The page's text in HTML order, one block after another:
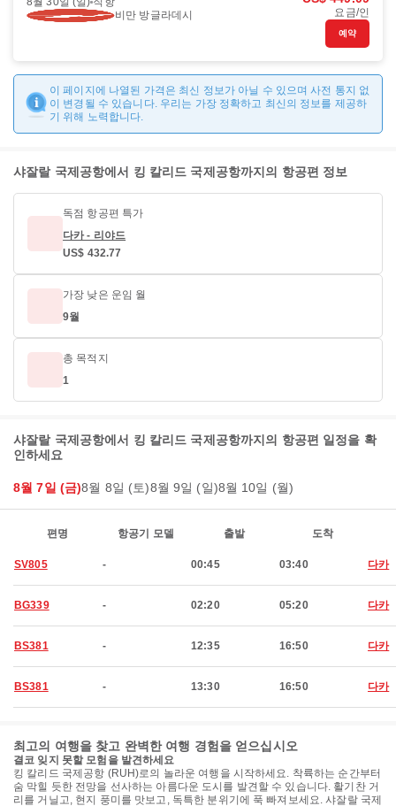
비만 방글라데시
요금/인
예약
이 페이지에 나열된 가격은 최신 정보가 아닐 수 있으며 사전 통지 없
이 변경될 수 있습니다. 우리는 가장 정확하고 최신의 정보를 제공하
기 위해 노력합니다.
샤잘랄 국제공항에서 킹 칼리드 국제공항까지의 항공편 정보
독점 항공편 특가
다카 - 리야드
US$ 432.77
가장 낮은 운임 월
9월
총 목적지
1
샤잘랄 국제공항에서 킹 칼리드 국제공항까지의 항공편 일정을 확
인하세요
8월 7일 (금)8월 8일 (토)8월 9일 (일)8월 10일 (월)
편명 항공기 모델 출발 도착
SV805 - 00:45 03:40 다카
BG339 - 02:20 05:20 다카
BS381 - 12:35 16:50 다카
BS381 - 13:30 16:50 다카
최고의 여행을 찾고 완벽한 여행 경험을 얻으십시오
결코 잊지 못할 모험을 발견하세요
킹 칼리드 국제공항 (RUH)로의 놀라운 여행을 시작하세요. 착륙하는 순간부터
숨 막힐 듯한 전망을 선사하는 아름다운 도시를 발견할 수 있습니다. 활기찬 거
리를 거닐고, 현지 풍미를 맛보고, 독특한 분위기에 푹 빠져보세요. 샤잘랄 국제